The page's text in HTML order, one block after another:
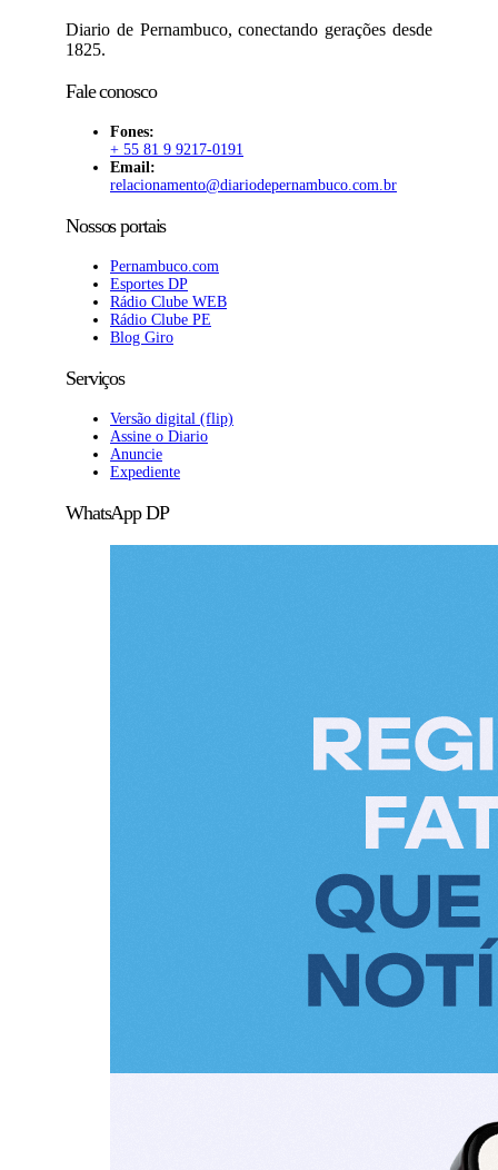
Diario de Pernambuco, conectando gerações desde
1825.
Fale conosco
Fones:
+ 55 81 9 9217-0191
Email:
relacionamento@diariodepernambuco.com.br
Nossos portais
Pernambuco.com
Esportes DP
Rádio Clube WEB
Rádio Clube PE
Blog Giro
Serviços
Versão digital (flip)
Assine o Diario
Anuncie
Expediente
WhatsApp DP